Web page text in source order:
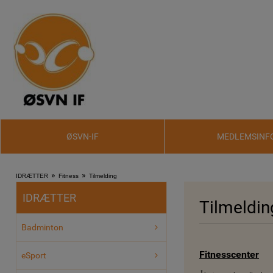
ØSVN-IF
IDRÆTTER » Fitness » Tilmelding
IDRÆTTER
Badminton
eSport Fitnesscenter